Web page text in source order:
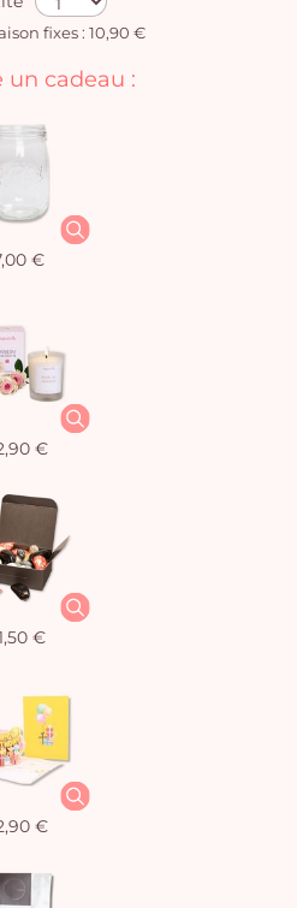
fixes : 10,90 €
un cadeau :
€
€
€
€